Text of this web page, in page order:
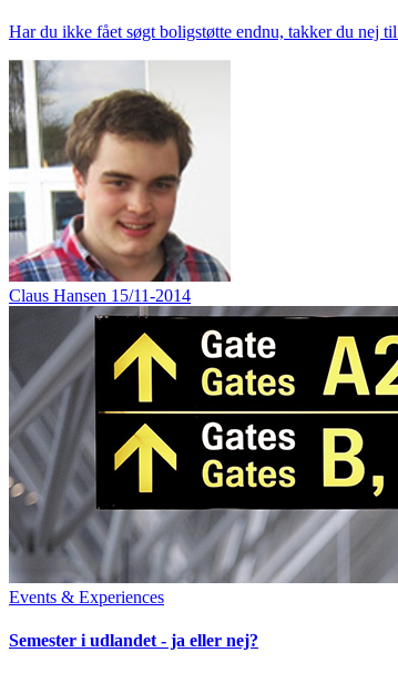
Har du ikke fået søgt boligstøtte endnu, takker du nej
Claus Hansen 15/11-2014
Events & Experiences
Semester i udlandet - ja eller nej?